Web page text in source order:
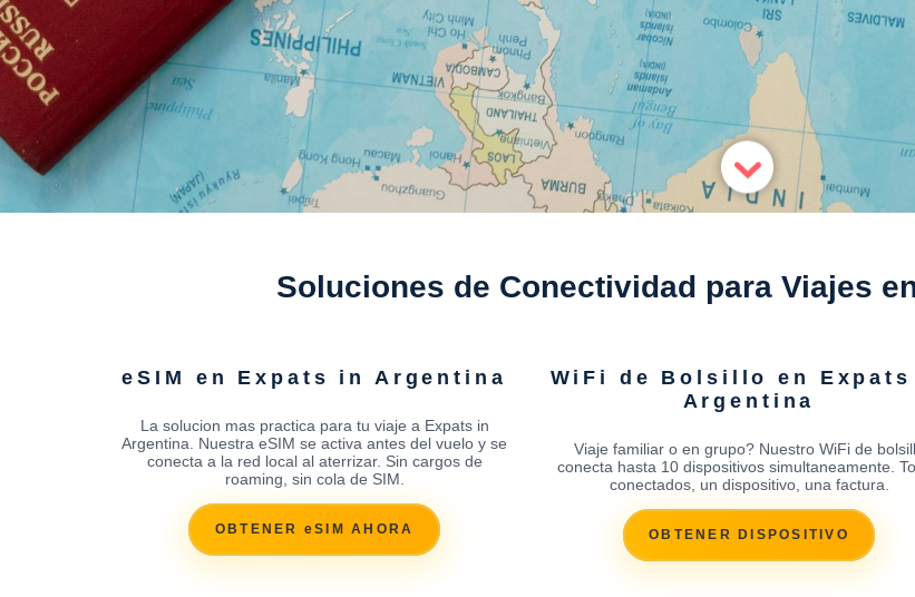
Soluciones de Conectividad para Viajes
eSIM en Expats in Argentina
La solucion mas practica para tu viaje a Expats in
Argentina. Nuestra eSIM se activa antes del vuelo y se
conecta a la red local al aterrizar. Sin cargos de
roaming, sin cola de SIM.
OBTENER eSIM AHORA
WiFi de Bolsillo en Expats
Argentina
Viaje familiar o en grupo? Nuestro WiFi de
conecta hasta 10 dispositivos simultaneamente.
conectados, un dispositivo, una factura.
OBTENER DISPOSITIVO